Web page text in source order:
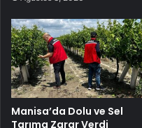
Manisa’da Dolu ve Sel
Tarıma Zarar Verdi